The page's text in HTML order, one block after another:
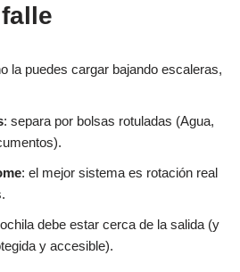
la puedes cargar bajando escaleras,
: separa por bolsas rotuladas (Agua,
: el mejor sistema es rotación real
debe estar cerca de la salida (y
y accesible).